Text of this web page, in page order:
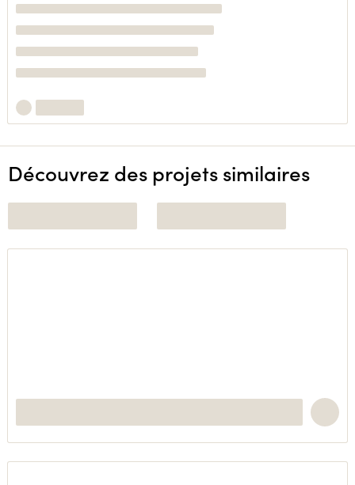
Découvrez des projets similaires